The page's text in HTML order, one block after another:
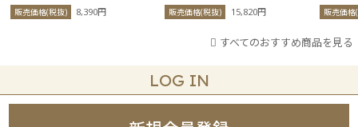
販売価格(税抜) 8,390円 販売価格(税抜) 15,820円 販売価格
すべてのおすすめ商品を見る
LOG IN